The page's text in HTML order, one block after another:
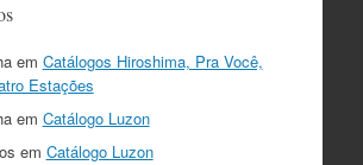
em Catálogos Hiroshima, Pra Você,
Estações
em Catálogo Luzon
em Catálogo Luzon